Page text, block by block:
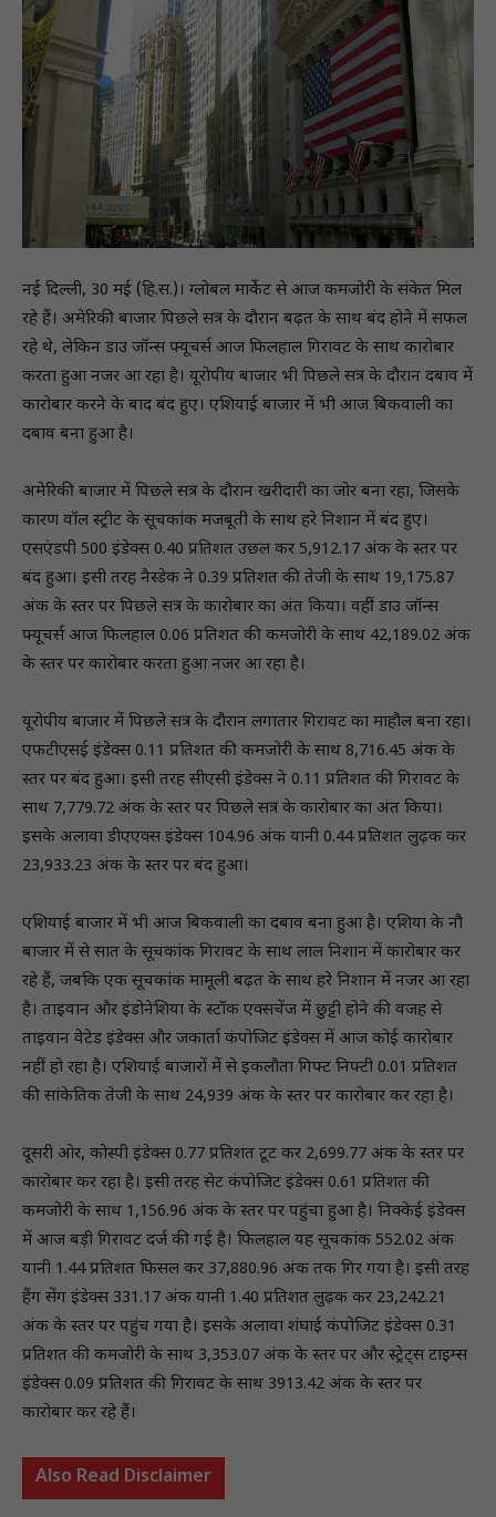
नई दिल्ली, 30 मई (हि.स.)। ग्लोबल मार्केट से आज कमजोरी के संकेत मिल
रहे हैं। अमेरिकी बाजार पिछले सत्र के दौरान बढ़त के साथ बंद होने में सफल
रहे थे, लेकिन डाउ जॉन्स फ्यूचर्स आज फिलहाल गिरावट के साथ कारोबार
करता हुआ नजर आ रहा है। यूरोपीय बाजार भी पिछले सत्र के दौरान दबाव में
कारोबार करने के बाद बंद हुए। एशियाई बाजार में भी आज बिकवाली का
दबाव बना हुआ है।
अमेरिकी बाजार में पिछले सत्र के दौरान खरीदारी का जोर बना रहा, जिसके
कारण वॉल स्ट्रीट के सूचकांक मजबूती के साथ हरे निशान में बंद हुए।
एसएंडपी 500 इंडेक्स 0.40 प्रतिशत उछल कर 5,912.17 अंक के स्तर पर
बंद हुआ। इसी तरह नैस्डेक ने 0.39 प्रतिशत की तेजी के साथ 19,175.87
अंक के स्तर पर पिछले सत्र के कारोबार का अंत किया। वहीं डाउ जॉन्स
फ्यूचर्स आज फिलहाल 0.06 प्रतिशत की कमजोरी के साथ 42,189.02 अंक
के स्तर पर कारोबार करता हुआ नजर आ रहा है।
यूरोपीय बाजार में पिछले सत्र के दौरान लगातार गिरावट का माहौल बना रहा।
एफटीएसई इंडेक्स 0.11 प्रतिशत की कमजोरी के साथ 8,716.45 अंक के
स्तर पर बंद हुआ। इसी तरह सीएसी इंडेक्स ने 0.11 प्रतिशत की गिरावट के
साथ 7,779.72 अंक के स्तर पर पिछले सत्र के कारोबार का अंत किया।
इसके अलावा डीएएक्स इंडेक्स 104.96 अंक यानी 0.44 प्रतिशत लुढ़क कर
23,933.23 अंक के स्तर पर बंद हुआ।
एशियाई बाजार में भी आज बिकवाली का दबाव बना हुआ है। एशिया के नौ
बाजार में से सात के सूचकांक गिरावट के साथ लाल निशान में कारोबार कर
रहे हैं, जबकि एक सूचकांक मामूली बढ़त के साथ हरे निशान में नजर आ रहा
है। ताइवान और इंडोनेशिया के स्टॉक एक्सचेंज में छुट्टी होने की वजह से
ताइवान वेटेड इंडेक्स और जकार्ता कंपोजिट इंडेक्स में आज कोई कारोबार
नहीं हो रहा है। एशियाई बाजारों में से इकलौता गिफ्ट निफ्टी 0.01 प्रतिशत
की सांकेतिक तेजी के साथ 24,939 अंक के स्तर पर कारोबार कर रहा है।
दूसरी ओर, कोस्पी इंडेक्स 0.77 प्रतिशत टूट कर 2,699.77 अंक के स्तर पर
कारोबार कर रहा है। इसी तरह सेट कंपोजिट इंडेक्स 0.61 प्रतिशत की
कमजोरी के साथ 1,156.96 अंक के स्तर पर पहुंचा हुआ है। निक्केई इंडेक्स
में आज बड़ी गिरावट दर्ज की गई है। फिलहाल यह सूचकांक 552.02 अंक
यानी 1.44 प्रतिशत फिसल कर 37,880.96 अंक तक गिर गया है। इसी तरह
हैंग सेंग इंडेक्स 331.17 अंक यानी 1.40 प्रतिशत लुढ़क कर 23,242.21
अंक के स्तर पर पहुंच गया है। इसके अलावा शंघाई कंपोजिट इंडेक्स 0.31
प्रतिशत की कमजोरी के साथ 3,353.07 अंक के स्तर पर और स्ट्रेट्स टाइम्स
इंडेक्स 0.09 प्रतिशत की गिरावट के साथ 3913.42 अंक के स्तर पर
कारोबार कर रहे हैं।
Also Read Disclaimer